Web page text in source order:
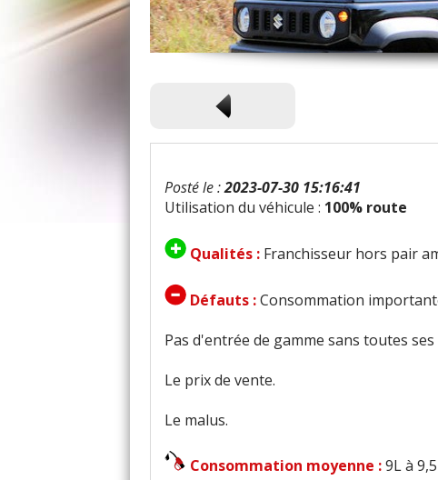
Posté le :2023-07-30 15:16:41
Utilisation du véhicule : 100% route
Qualités : Franchisseur hors pair
Défauts :Consommation
Pas d'entrée de gamme sans toutes
Le prix de vente.
Le malus.
Consommation moyenne :9L à